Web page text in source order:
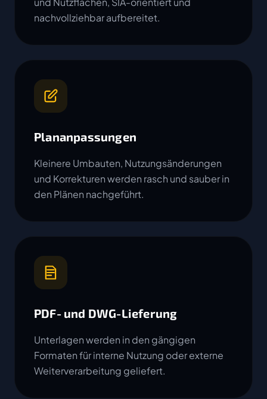
nachvollziehbar aufbereitet.
Plananpassungen
Kleinere Umbauten, Nutzungsänderungen
und Korrekturen werden rasch und sauber in
den Plänen nachgeführt.
PDF- und DWG-Lieferung
Unterlagen werden in den gängigen
Formaten für interne Nutzung oder externe
Weiterverarbeitung geliefert.